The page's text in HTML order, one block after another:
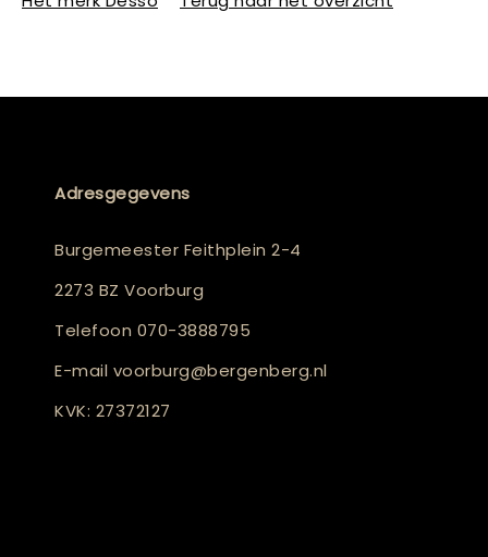
Adresgegevens
Burgemeester Feithplein 2-4
2273 BZ Voorburg
Telefoon 070-3888795
E-mail voorburg@bergenberg.nl
KVK: 27372127